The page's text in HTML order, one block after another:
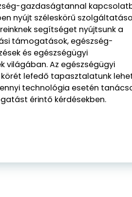
gazdaságtannal
nyújt széleskörű
segítséget nyújtsunk a
támogatások, egészség-
és egészségügyi
világában. Az egészségügyi
lefedő tapasztalatunk
technológia esetén
érintő kérdésekben.